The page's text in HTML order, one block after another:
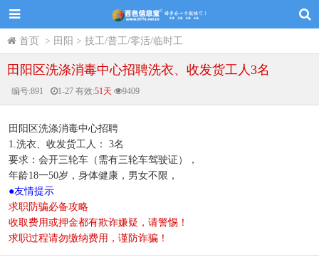
首页 > 田阳 > 技工/普工/零活/临时工
田阳区洗涤消毒中心招聘洗衣、收发货工人3名
编号:891 1-27 有效:51天 9409
田阳区洗涤消毒中心招聘
1.洗衣、收发货工人： 3名
要求：会开三轮车（需有三轮车驾驶证），
年龄18一50岁，身体健康，男女不限，
●友情提示
求职防骗必备攻略
收取费用或押金都有欺诈嫌疑，请警惕！
求职过程请勿缴纳费用，谨防诈骗！